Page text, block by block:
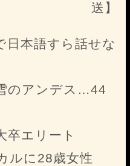
送】
本語すら話せな
のアンデス…44
卒エリート
ルに28歳女性